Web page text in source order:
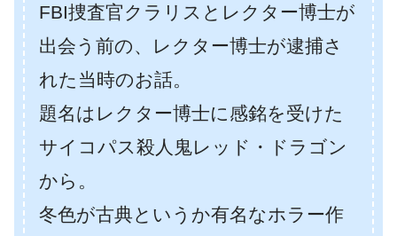
FBI捜査官クラリスとレクター博士が
出会う前の、レクター博士が逮捕さ
れた当時のお話。
題名はレクター博士に感銘を受けた
サイコパス殺人鬼レッド・ドラゴン
から。
冬色が古典というか有名なホラー作